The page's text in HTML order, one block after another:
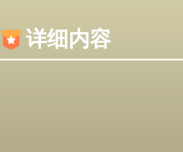
详细内容